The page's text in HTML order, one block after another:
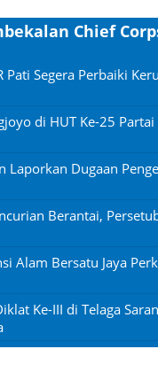
Chief
Segera Perbaiki
di HUT Ke-25
Laporkan Dugaan
Berantai,
Alam Bersatu Jaya
Ke-III di Telaga